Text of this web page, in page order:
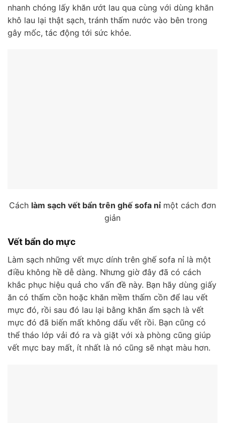
nhanh chóng lấy khăn ướt lau qua cùng với dùng khăn
khô lau lại thật sạch, tránh thấm nước vào bên trong
gây mốc, tác động tới sức khỏe.
Cách làm sạch vết bẩn trên ghế sofa nỉmột cách đơn
giản
Vết bẩn do mực
Làm sạch những vết mực dính trên ghế sofa nỉ là một
điều không hề dễ dàng. Nhưng giờ đây đã có cách
khắc phục hiệu quả cho vấn đề này. Bạn hãy dùng giấy
ăn có thấm cồn hoặc khăn mềm thấm cồn để lau vết
mực đó, rồi sau đó lau lại bằng khăn ẩm sạch là vết
mực đó đã biến mất không dấu vết rồi. Bạn cũng có
thể tháo lớp vải đó ra và giặt với xà phòng cũng giúp
vết mực bay mất, ít nhất là nó cũng sẽ nhạt màu hơn.